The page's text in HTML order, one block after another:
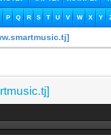
P Q R S T U V W X Y